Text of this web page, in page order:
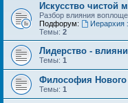
Искусство чистой
Разбор влияния
Подфорум:
Иерархия
Темы: 2
Лидерство -
Темы: 1
Философия Нового
Темы: 1